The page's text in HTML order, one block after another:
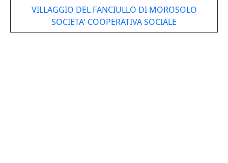
VILLAGGIO DEL FANCIULLO DI MOROSOLO
SOCIETA' COOPERATIVA SOCIALE